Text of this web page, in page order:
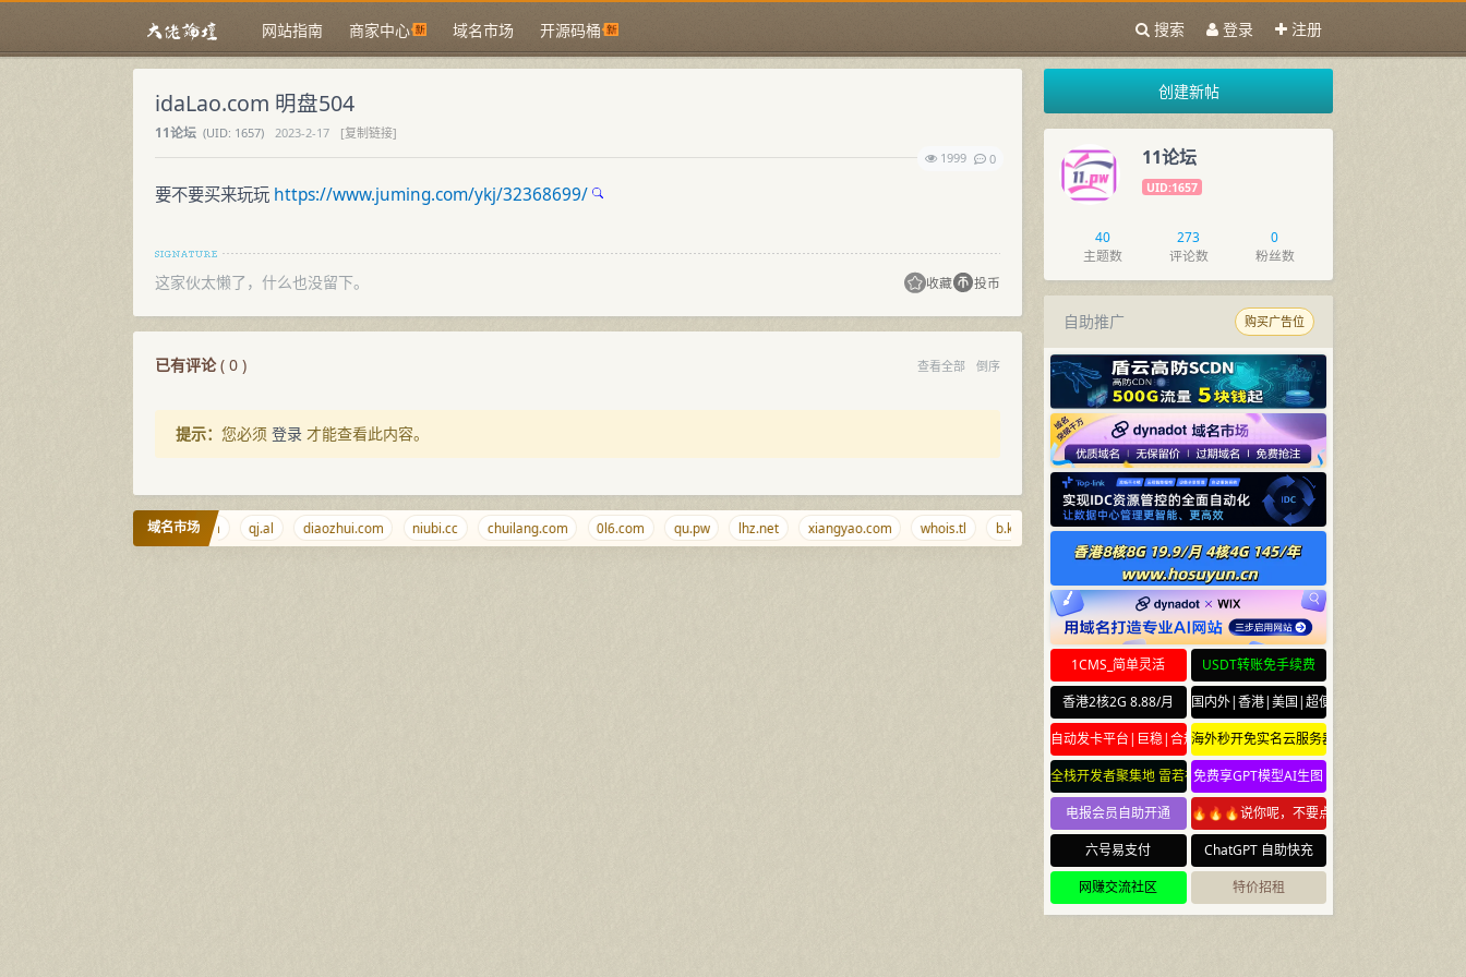
网站指南 商家中心 域名市场 开源码桶 搜索 登录 注册
idaLao.com 明盘504
11论坛 (UID: 1657) 2023-2-17
[复制链接]
1999
0
要不要买来玩玩 https://www.juming.com/ykj/32368699/
这家伙太懒了，什么也没留下。 收藏 投币
已有评论( 0 ) 查看全部 倒序
提示： 您必须 登录 才能查看此内容。
域名市场
zpzz.com qj.al diaozhui.com niubi.cc chuilang.com 0l6.com qu.pw lhz.net xiangyao.com whois.tl b.kiwi xrr.net wwwww.com.cn lcann.org localhost.ws
创建新帖
11论坛
UID:1657
40
主题数
273
评论数
0
粉丝数
自助推广 购买广告位
1CMS_简单灵活
USDT转账免手续费
香港2核2G 8.88/月
国内外|香港|美国|超便宜云服务器
自动发卡平台|巨稳|合规海外秒开免实名云服务器
全栈开发者聚集地 雷若社区 leiruo.com
免费享GPT模型AI生图
电报会员自助开通
🔥🔥🔥说你呢，不要点🔥🔥🔥
六号易支付
ChatGPT 自助快充
网赚交流社区
特价招租